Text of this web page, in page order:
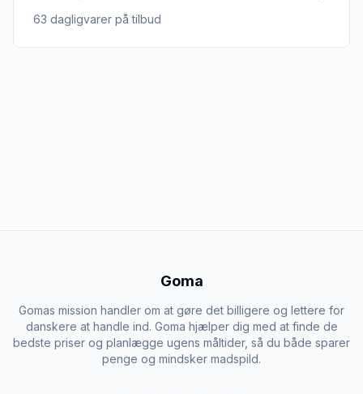
63 dagligvarer på tilbud
Goma
Gomas mission handler om at gøre det billigere og lettere for
danskere at handle ind. Goma hjælper dig med at finde de
bedste priser og planlægge ugens måltider, så du både sparer
penge og mindsker madspild.